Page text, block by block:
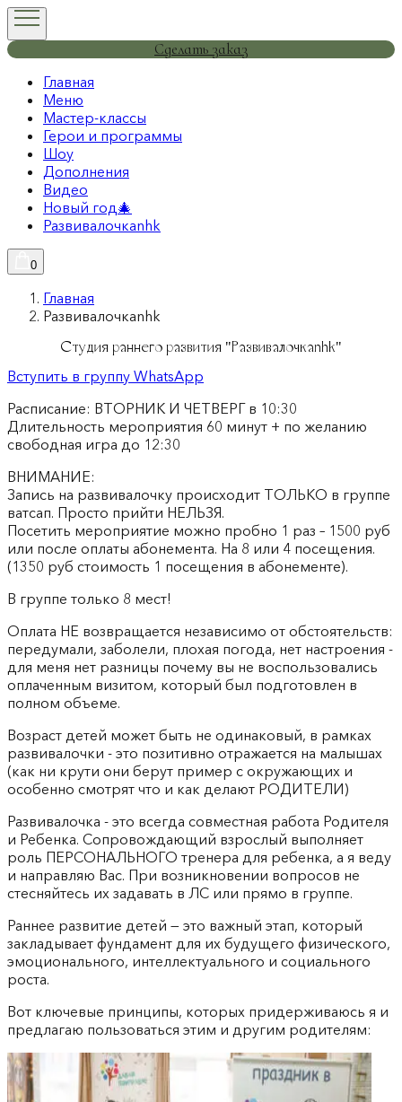
Сделать заказ
Главная
Меню
Мастер-классы
Герои и программы
Шоу
Дополнения
Видео
Новый год🎄
Развивалочкаnhk
0
Главная
Развивалочкаnhk
Студия раннего развития "Развивалочкаnhk"
Вступить в группу WhatsApp
Расписание: ВТОРНИК И ЧЕТВЕРГ в 10:30
Длительность мероприятия 60 минут + по желанию
свободная игра до 12:30
ВНИМАНИЕ:
Запись на развивалочку происходит ТОЛЬКО в группе
ватсап. Просто прийти НЕЛЬЗЯ.
Посетить мероприятие можно пробно 1 раз – 1500 руб
или после оплаты абонемента. На 8 или 4 посещения.
(1350 руб стоимость 1 посещения в абонементе).
В группе только 8 мест!
Оплата НЕ возвращается независимо от обстоятельств:
передумали, заболели, плохая погода, нет настроения -
для меня нет разницы почему вы не воспользовались
оплаченным визитом, который был подготовлен в
полном объеме.
Возраст детей может быть не одинаковый, в рамках
развивалочки - это позитивно отражается на малышах
(как ни крути они берут пример с окружающих и
особенно смотрят что и как делают РОДИТЕЛИ)
Развивалочка - это всегда совместная работа Родителя
и Ребенка. Сопровождающий взрослый выполняет
роль ПЕРСОНАЛЬНОГО тренера для ребенка, а я веду
и направляю Вас. При возникновении вопросов не
стесняйтесь их задавать в ЛС или прямо в группе.
Раннее развитие детей — это важный этап, который
закладывает фундамент для их будущего физического,
эмоционального, интеллектуального и социального
роста.
Вот ключевые принципы, которых придерживаюсь я и
предлагаю пользоваться этим и другим родителям: